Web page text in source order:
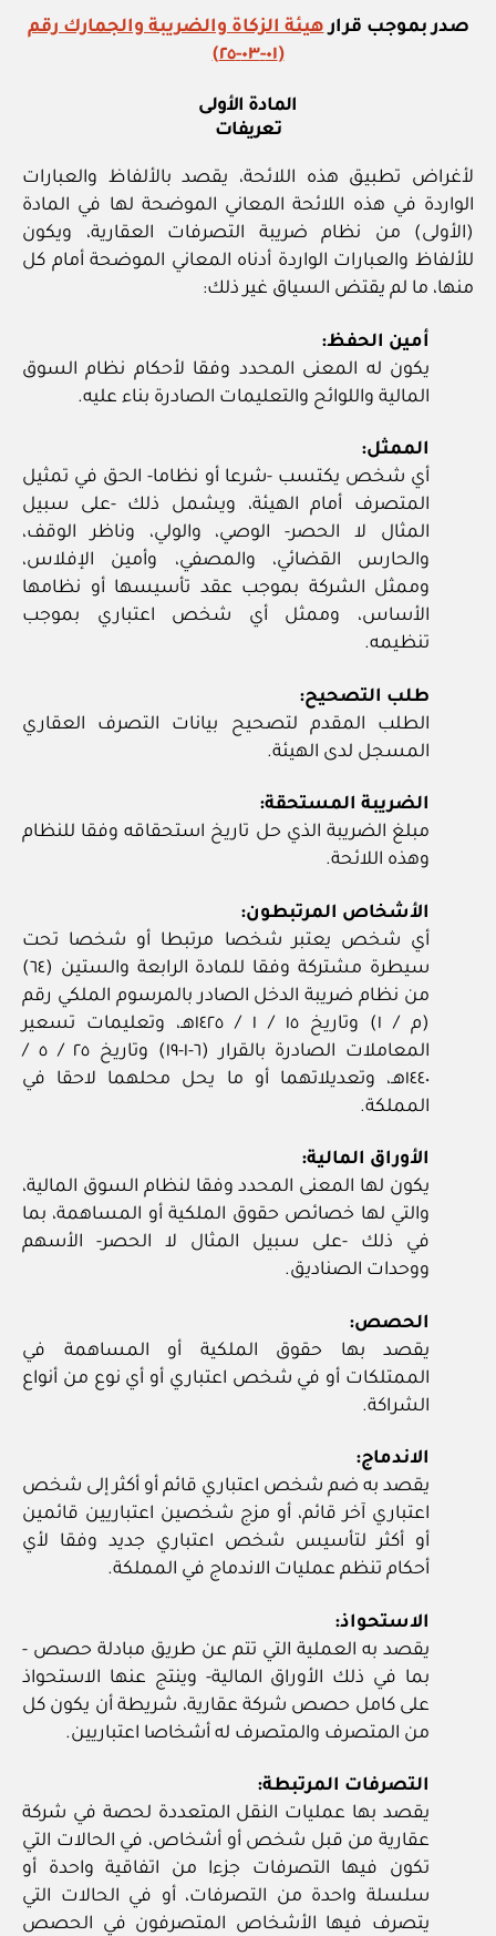
صدر بموجب قرار هيئة الزكاة والضريبة والجمارك رقم
(٠١-٠٣-٢٥)
المادة الأولى
تعريفات
لأغراض تطبيق هذه اللائحة، يقصد بالألفاظ والعبارات
الواردة في هذه اللائحة المعاني الموضحة لها في المادة
(الأولى) من نظام ضريبة التصرفات العقارية، ويكون
للألفاظ والعبارات الواردة أدناه المعاني الموضحة أمام كل
منها، ما لم يقتض السياق غير ذلك:
أمين الحفظ:
يكون له المعنى المحدد وفقا لأحكام نظام السوق
المالية واللوائح والتعليمات الصادرة بناء عليه.
الممثل:
أي شخص يكتسب ‏-شرعا أو نظاما‏- الحق في تمثيل
المتصرف أمام الهيئة، ويشمل ذلك ‏-على سبيل
المثال لا الحصر‏- الوصي، والولي، وناظر الوقف،
والحارس القضائي، والمصفي، وأمين الإفلاس،
وممثل الشركة بموجب عقد تأسيسها أو نظامها
الأساس، وممثل أي شخص اعتباري بموجب
تنظيمه.
طلب التصحيح:
الطلب المقدم لتصحيح بيانات التصرف العقاري
المسجل لدى الهيئة.
الضريبة المستحقة:
مبلغ الضريبة الذي حل تاريخ استحقاقه وفقا للنظام
وهذه اللائحة.
الأشخاص المرتبطون:
أي شخص يعتبر شخصا مرتبطا أو شخصا تحت
سيطرة مشتركة وفقا للمادة الرابعة والستين (٦٤)
من نظام ضريبة الدخل الصادر بالمرسوم الملكي رقم
(م / ١) وتاريخ ١٥ / ‏١‏ / ١٤٢٥هـ، وتعليمات تسعير
المعاملات الصادرة بالقرار (٦‏-١‏-١٩) وتاريخ ٢٥ / ‏٥‏ /
١٤٤٠هـ، وتعديلاتهما أو ما يحل محلهما لاحقا في
المملكة.
الأوراق المالية:
يكون لها المعنى المحدد وفقا لنظام السوق المالية،
والتي لها خصائص حقوق الملكية أو المساهمة، بما
في ذلك ‏-على سبيل المثال لا الحصر‏- الأسهم
ووحدات الصناديق.
الحصص:
يقصد بها حقوق الملكية أو المساهمة في
الممتلكات أو في شخص اعتباري أو أي نوع من أنواع
الشراكة.
الاندماج:
يقصد به ضم شخص اعتباري قائم أو أكثر إلى شخص
اعتباري آخر قائم، أو مزج شخصين اعتباريين قائمين
أو أكثر لتأسيس شخص اعتباري جديد وفقا لأي
أحكام تنظم عمليات الاندماج في المملكة.
الاستحواذ:
يقصد به العملية التي تتم عن طريق مبادلة حصص ‏-
بما في ذلك الأوراق المالية‏- وينتج عنها الاستحواذ
على كامل حصص شركة عقارية، شريطة أن يكون كل
من المتصرف والمتصرف له أشخاصا اعتباريين.
التصرفات المرتبطة:
يقصد بها عمليات النقل المتعددة لحصة في شركة
عقارية من قبل شخص أو أشخاص، في الحالات التي
تكون فيها التصرفات جزءا من اتفاقية واحدة أو
سلسلة واحدة من التصرفات، أو في الحالات التي
يتصرف فيها الأشخاص المتصرفون في الحصص